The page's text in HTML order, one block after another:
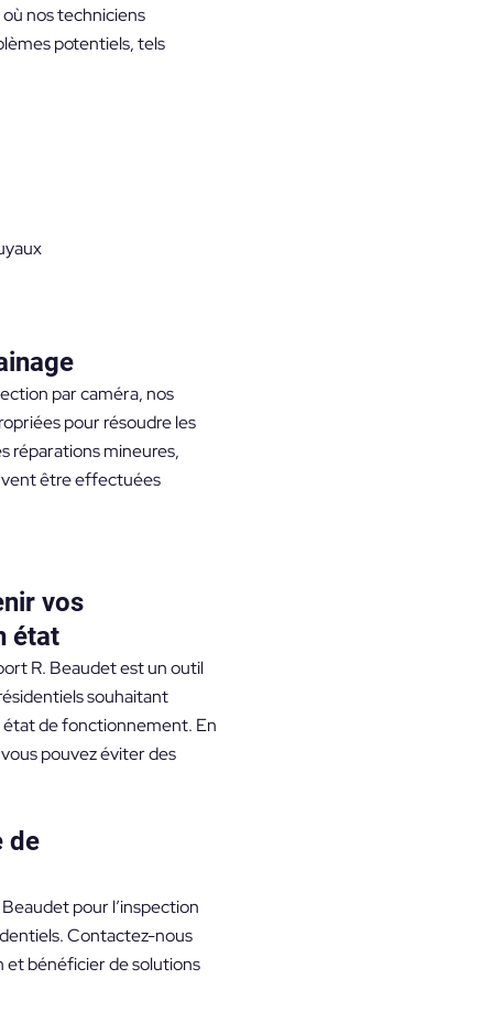
nos techniciens
potentiels, tels
par caméra, nos
pour résoudre les
réparations mineures,
être effectuées
vos
état
R. Beaudet est un outil
souhaitant
état de fonctionnement. En
pouvez éviter des
de
pour l’inspection
Contactez-nous
et bénéficier de solutions